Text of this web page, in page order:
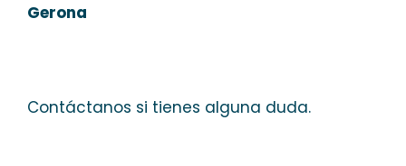
Gerona
Contáctanos si tienes alguna duda.